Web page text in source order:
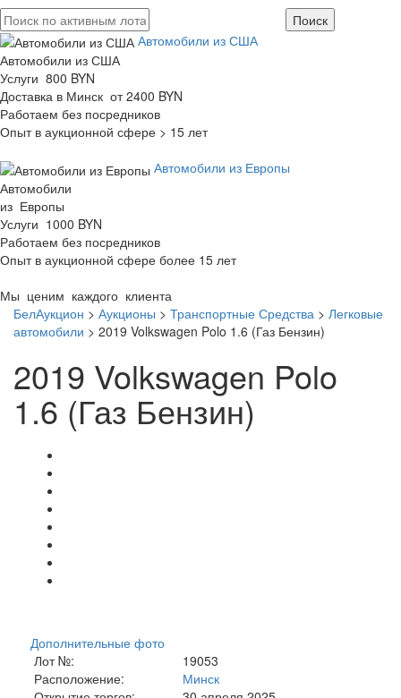
Автомобили из США
Автомобили из США
Услуги 800 BYN
Доставка в Минск от 2400 BYN
Работаем без посредников
Опыт в аукционной сфере > 15 лет
Автомобили из Европы
Автомобили
из Европы
Услуги 1000 BYN
Работаем без посредников
Опыт в аукционной сфере более 15 лет
Мы ценим каждого клиента
БелАукцион > Аукционы > Транспортные Средства > Легковые
автомобили > 2019 Volkswagen Polo 1.6 (Газ Бензин)
2019 Volkswagen Polo
1.6 (Газ Бензин)
Дополнительные фото
Лот №:
19053
Расположение:
Минск